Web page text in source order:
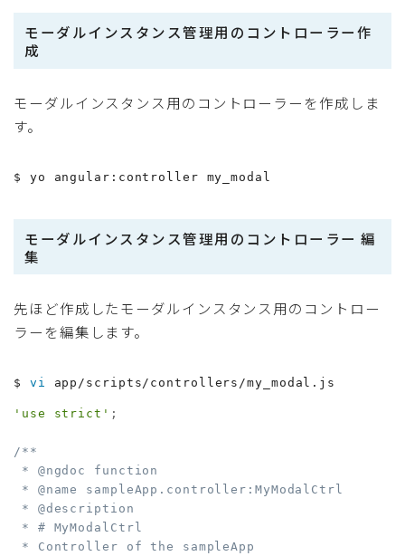
モーダルインスタンス管理用のコントローラー作
成
モーダルインスタンス用のコントローラーを作成しま
す。
$ yo angular:controller my_modal
モーダルインスタンス管理用のコントローラー 編
集
先ほど作成したモーダルインスタンス用のコントロー
ラーを編集します。
$ vi app/scripts/controllers/my_modal.js
'use strict' ;
/**
* @ngdoc function
* @name sampleApp.controller:MyModalCtrl
* @description
* # MyModalCtrl
* Controller of the sampleApp